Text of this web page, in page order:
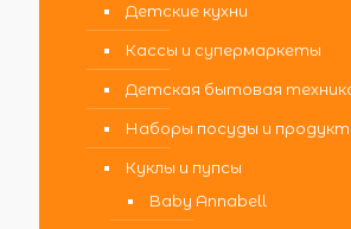
Детские кухни
Кассы и супермаркеты
Детская бытовая
Наборы посуды и
Куклы и пупсы
Baby Annabell